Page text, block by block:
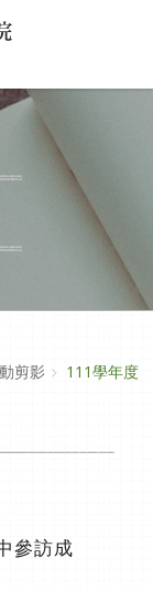
剪影 111學年度
參訪成